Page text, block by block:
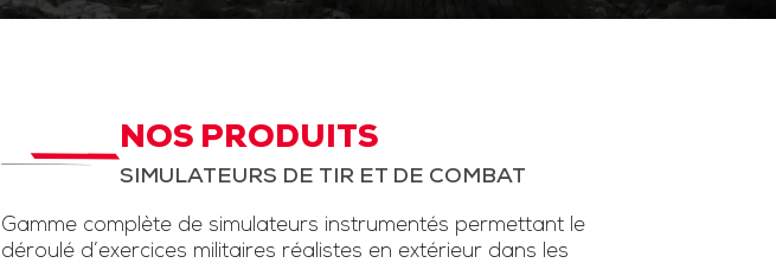
NOS PRODUITS
SIMULATEURS DE TIR ET DE COMBAT
Gamme complète de simulateurs instrumentés permettant le
déroulé d’exercices militaires réalistes en extérieur dans les